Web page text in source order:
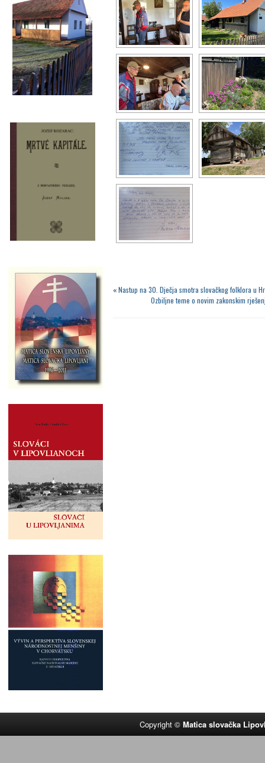
«Nastup na 30. Dječja smotra slovačkog folklora u
Ozbiljne teme o novim zakonskim
Copyright ©Matica slovačka